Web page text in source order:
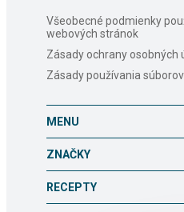
Všeobecné podmienky
webových stránok
Zásady ochrany osobných
Zásady používania
MENU
ZNAČKY
RECEPTY